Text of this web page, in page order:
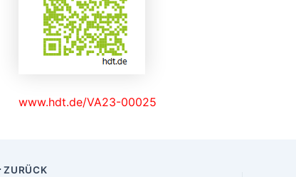
www.hdt.de/VA23-00025
ZURÜCK